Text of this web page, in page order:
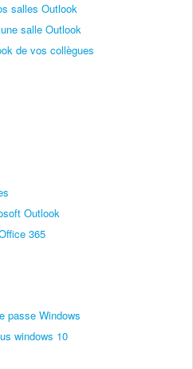
salles Outlook
salle Outlook
de vos collègues
Outlook
365
passe Windows
windows 10